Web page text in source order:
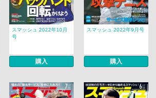
スマッシュ 2022年10月
号
購入
スマッシュ 2022年9月号
購入